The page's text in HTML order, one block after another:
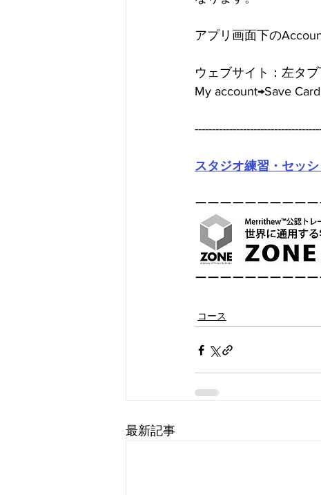
アプリ画面下の
ウェブサイト：左タ
My account→Save
スタジオ練習・セッ
ーーーーーーーーー
ーーーーーーーーー
コース
最新記事